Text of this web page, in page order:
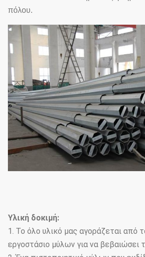
πόλου.
Υλική δοκιμή:
1. Το όλο υλικό μας αγοράζεται από
εργοστάσιο μύλων για να βεβαιώσει